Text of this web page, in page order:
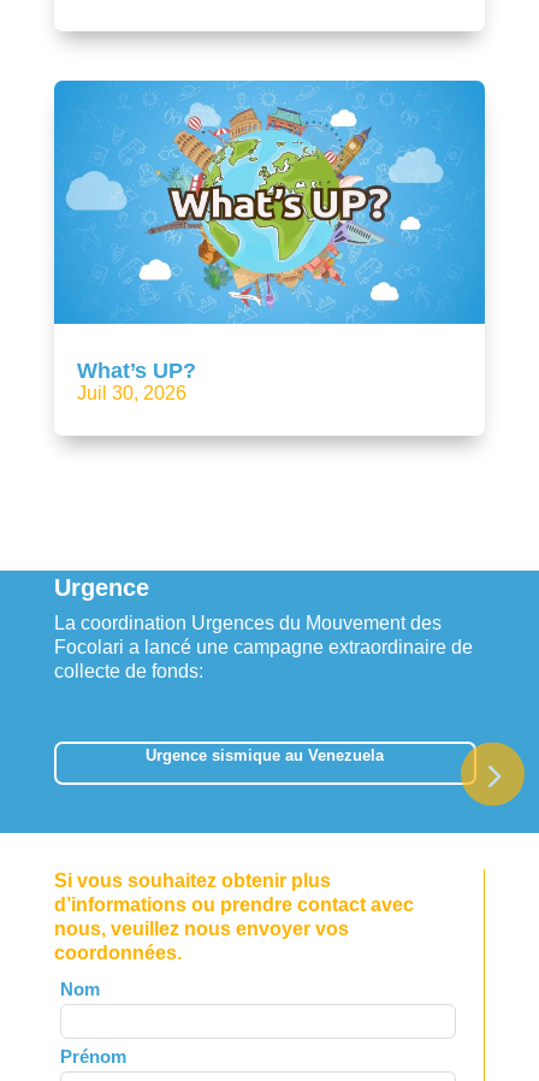
What’s UP?
Juil 30, 2026
Urgence
La coordination Urgences du Mouvement des
Focolari a lancé une campagne extraordinaire de
collecte de fonds:
Urgence sismique au Venezuela
Si vous souhaitez obtenir plus
d’informations ou prendre contact avec
nous, veuillez nous envoyer vos
coordonnées.
Leave
this
field
blank
Nom
Prénom